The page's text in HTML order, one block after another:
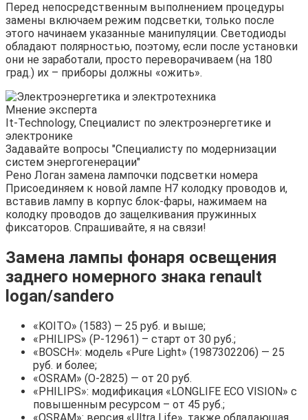
Перед непосредственным выполнением процедуры
замены включаем режим подсветки, только после
этого начинаем указанные манипуляции. Светодиоды
обладают полярностью, поэтому, если после установки
они не заработали, просто переворачиваем (на 180
град.) их – приборы должны «ожить».
Мнение эксперта
It-Technology, Cпециалист по электроэнергетике и
электронике
Задавайте вопросы "Специалисту по модернизации
систем энергогенерации"
Рено Логан замена лампочки подсветки номера
Присоединяем к новой лампе Н7 колодку проводов и,
вставив лампу в корпус блок-фары, нажимаем на
колодку проводов до защелкивания пружинных
фиксаторов. Спрашивайте, я на связи!
Замена лампы фонаря освещения
заднего номерного знака renault
logan/sandero
«KOITO» (1583) — 25 руб. и выше;
«PHILIPS» (P-12961) – старт от 30 руб.;
«BOSCH»: модель «Pure Light» (1987302206) — 25
руб. и более;
«OSRAM» (O-2825) — от 20 руб.
«PHILIPS»: модификация «LONGLIFE ECO VISION» с
повышенным ресурсом – от 45 руб.;